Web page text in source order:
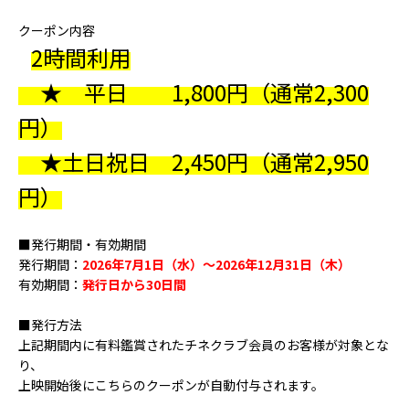
クーポン内容
2時間利用
★ 平日1,800円（通常2,300
円）
★土日祝日2,450円（通常2,950
円）
■発行期間・有効期間
発行期間： 2026年7月1日（水）～2026年12月31日（木）
有効期間： 発行日から30日間
■発行方法
上記期間内に有料鑑賞されたチネクラブ会員のお客様が対象とな
り、
上映開始後にこちらのクーポンが自動付与されます。